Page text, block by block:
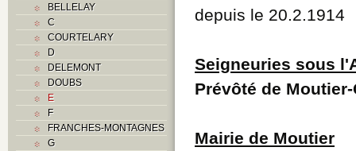
BELLELAY
C
COURTELARY
D
DELEMONT
DOUBS
E
F
FRANCHES-MONTAGNES
G
depuis le 20.2.1914
Seigneuries sous
Prévôté de
Mairie de Moutier